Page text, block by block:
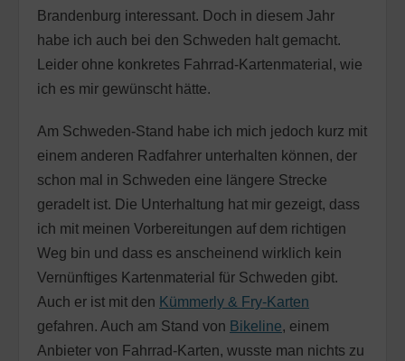
Brandenburg interessant. Doch in diesem Jahr
habe ich auch bei den Schweden halt gemacht.
Leider ohne konkretes Fahrrad-Kartenmaterial, wie
ich es mir gewünscht hätte.
Am Schweden-Stand habe ich mich jedoch kurz mit
einem anderen Radfahrer unterhalten können, der
schon mal in Schweden eine längere Strecke
geradelt ist. Die Unterhaltung hat mir gezeigt, dass
ich mit meinen Vorbereitungen auf dem richtigen
Weg bin und dass es anscheinend wirklich kein
Vernünftiges Kartenmaterial für Schweden gibt.
Auch er ist mit den Kümmerly & Fry-Karten
gefahren. Auch am Stand von Bikeline, einem
Anbieter von Fahrrad-Karten, wusste man nichts zu